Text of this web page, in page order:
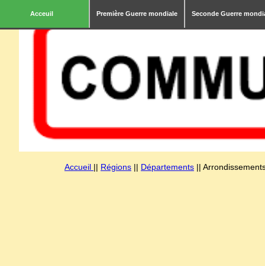
Acceuil Première Guerre mondiale Seconde Guerre
Accueil || Régions || Départements ||